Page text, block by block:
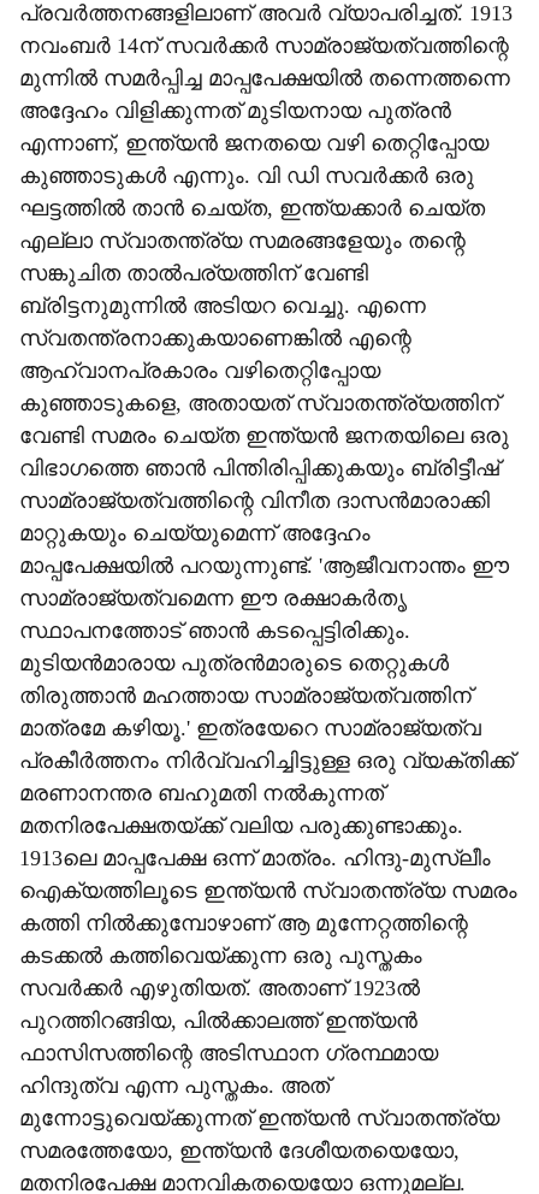
പ്രവര്‍ത്തനങ്ങളിലാണ് അവര്‍ വ്യാപരിച്ചത്. 1913
നവംബര്‍ 14ന് സവര്‍ക്കര്‍ സാമ്രാജ്യത്വത്തിന്റെ
മുന്നില്‍ സമര്‍പ്പിച്ച മാപ്പപേക്ഷയില്‍ തന്നെത്തന്നെ
അദ്ദേഹം വിളിക്കുന്നത് മുടിയനായ പുത്രന്‍
എന്നാണ്, ഇന്ത്യന്‍ ജനതയെ വഴി തെറ്റിപ്പോയ
കുഞ്ഞാടുകള്‍ എന്നും. വി ഡി സവര്‍ക്കര്‍ ഒരു
ഘട്ടത്തില്‍ താന്‍ ചെയ്ത, ഇന്ത്യക്കാര്‍ ചെയ്ത
എല്ലാ സ്വാതന്ത്ര്യ സമരങ്ങളേയും തന്റെ
സങ്കുചിത താല്‍പര്യത്തിന് വേണ്ടി
ബ്രിട്ടനുമുന്നില്‍ അടിയറ വെച്ചു. എന്നെ
സ്വതന്ത്രനാക്കുകയാണെങ്കില്‍ എന്റെ
ആഹ്വാനപ്രകാരം വഴിതെറ്റിപ്പോയ
കുഞ്ഞാടുകളെ, അതായത് സ്വാതന്ത്ര്യത്തിന്
വേണ്ടി സമരം ചെയ്ത ഇന്ത്യന്‍ ജനതയിലെ ഒരു
വിഭാഗത്തെ ഞാന്‍ പിന്തിരിപ്പിക്കുകയും ബ്രിട്ടീഷ്
സാമ്രാജ്യത്വത്തിന്റെ വിനീത ദാസന്‍മാരാക്കി
മാറ്റുകയും ചെയ്യുമെന്ന് അദ്ദേഹം
മാപ്പപേക്ഷയില്‍ പറയുന്നുണ്ട്. 'ആജീവനാന്തം ഈ
സാമ്രാജ്യത്വമെന്ന ഈ രക്ഷാകര്‍തൃ
സ്ഥാപനത്തോട് ഞാന്‍ കടപ്പെട്ടിരിക്കും.
മുടിയന്‍മാരായ പുത്രന്‍മാരുടെ തെറ്റുകള്‍
തിരുത്താന്‍ മഹത്തായ സാമ്രാജ്യത്വത്തിന്
മാത്രമേ കഴിയൂ.' ഇത്രയേറെ സാമ്രാജ്യത്വ
പ്രകീര്‍ത്തനം നിര്‍വ്വഹിച്ചിട്ടുള്ള ഒരു വ്യക്തിക്ക്
മരണാനന്തര ബഹുമതി നല്‍കുന്നത്
മതനിരപേക്ഷതയ്ക്ക് വലിയ പരുക്കുണ്ടാക്കും.
1913ലെ മാപ്പപേക്ഷ ഒന്ന് മാത്രം. ഹിന്ദു-മുസ്ലീം
ഐക്യത്തിലൂടെ ഇന്ത്യന്‍ സ്വാതന്ത്ര്യ സമരം
കത്തി നില്‍ക്കുമ്പോഴാണ് ആ മുന്നേറ്റത്തിന്റെ
കടക്കല്‍ കത്തിവെയ്ക്കുന്ന ഒരു പുസ്തകം
സവര്‍ക്കര്‍ എഴുതിയത്. അതാണ് 1923ല്‍
പുറത്തിറങ്ങിയ, പില്‍ക്കാലത്ത് ഇന്ത്യന്‍
ഫാസിസത്തിന്റെ അടിസ്ഥാന ഗ്രന്ഥമായ
ഹിന്ദുത്വ എന്ന പുസ്തകം. അത്
മുന്നോട്ടുവെയ്ക്കുന്നത് ഇന്ത്യന്‍ സ്വാതന്ത്ര്യ
സമരത്തേയോ, ഇന്ത്യന്‍ ദേശീയതയെയോ,
മതനിരപേക്ഷ മാനവികതയെയോ ഒന്നുമല്ല.